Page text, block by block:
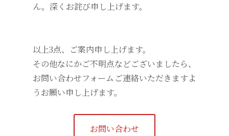
ん。深くお詫び申し上げます。
以上3点、ご案内申し上げます。
その他なにかご不明点などございましたら、
お問い合わせフォームご連絡いただきますよ
うお願い申し上げます。
お問い合わせ